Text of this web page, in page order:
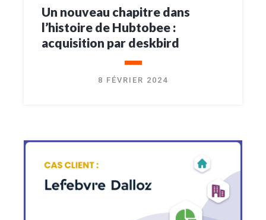
Un nouveau chapitre dans
l’histoire de Hubtobee :
acquisition par deskbird
8 FÉVRIER 2024